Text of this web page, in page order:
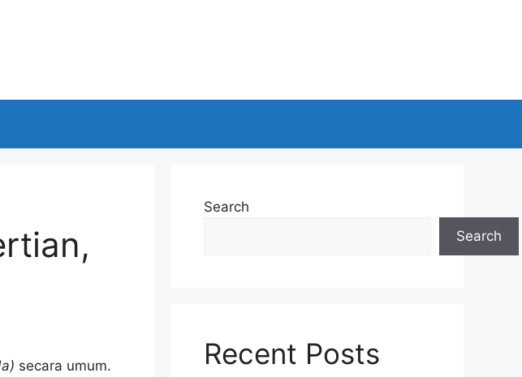
secara umum.
Search
Search
Recent Posts